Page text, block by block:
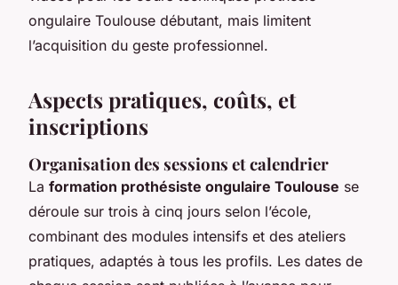
ongulaire Toulouse débutant, mais limitent
l’acquisition du geste professionnel.
Aspects pratiques, coûts, et
inscriptions
Organisation des sessions et calendrier
La formation prothésiste ongulaire Toulouse se
déroule sur trois à cinq jours selon l’école,
combinant des modules intensifs et des ateliers
pratiques, adaptés à tous les profils. Les dates de